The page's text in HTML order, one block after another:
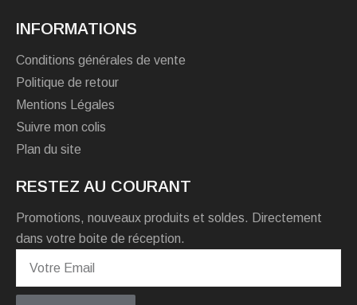
INFORMATIONS
Conditions générales de vente
Politique de retour
Mentions Légales
Suivre mon colis
Plan du site
RESTEZ AU COURANT
Promotions, nouveaux produits et soldes. Directement
dans votre boite de réception.